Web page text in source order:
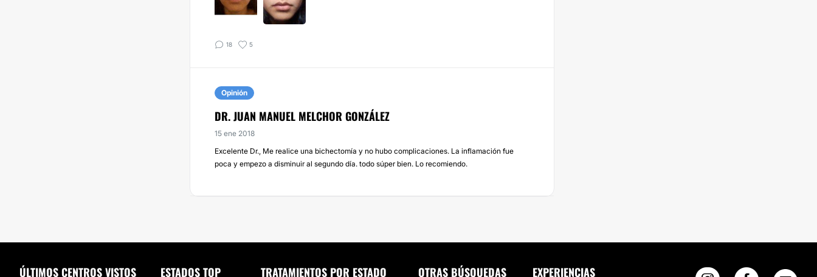
18 5
Opinión
DR. JUAN MANUEL MELCHOR GONZÁLEZ
15 ene 2018
Excelente Dr., Me realice una bichectomía y no hubo complicaciones. La inflamación fue
poca y empezo a disminuir al segundo día. todo súper bien. Lo recomiendo.
ÚLTIMOS CENTROS VISTOS ESTADOS TOP TRATAMIENTOS POR ESTADO OTRAS BÚSQUEDAS EXPERIENCIAS